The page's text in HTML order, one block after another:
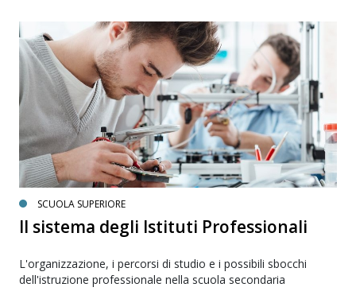
SCUOLA SUPERIORE
Il sistema degli Istituti Professionali
L'organizzazione, i percorsi di studio e i possibili sbocchi
dell'istruzione professionale nella scuola secondaria